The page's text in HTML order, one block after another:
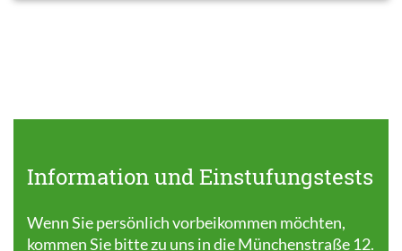
Information und Einstufungstests
Wenn Sie persönlich vorbeikommen möchten,
kommen Sie bitte zu uns in die Münchenstraße 12.